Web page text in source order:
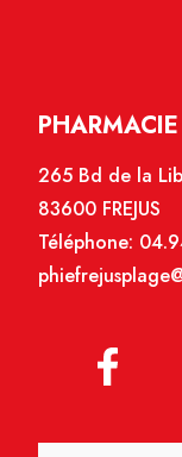
265 Bd de la
83600 FREJUS
Téléphone: